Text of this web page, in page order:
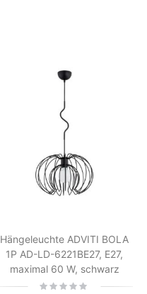
Hängeleuchte ADVITI BOLA
1P AD-LD-6221BE27, E27,
maximal 60 W, schwarz
Rating: